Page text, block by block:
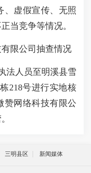
、虚假宣传、无照
当竞争等情况。
限公司抽查情况
人员至明溪县雪
218号进行实地核
赞网络科技有限公
三明县区 新闻媒体